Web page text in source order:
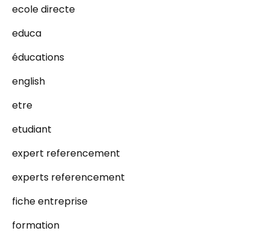
ecole directe
educa
éducations
english
etre
etudiant
expert referencement
experts referencement
fiche entreprise
formation